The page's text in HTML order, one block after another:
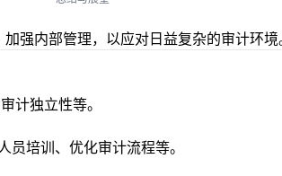
强内部管理，以应对日益复杂的审计环境
计独立性等。
培训、优化审计流程等。